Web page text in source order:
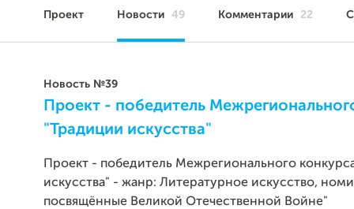
Проект Новости 49 Комментарии 22
Новость №39
Проект - победитель
"Традиции искусства"
Проект - победитель Межрегионального
искусства" - жанр: Литературное искусство,
посвящённые Великой Отечественной Войне"